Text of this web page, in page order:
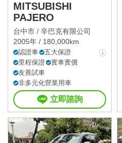
MITSUBISHI
PAJERO
台中市 / 辛巴克有限公司
2005年 / 180,000km
認證車
五大保證
里程保證
實車實價
友善試車
非多元化營業用車
立即諮詢